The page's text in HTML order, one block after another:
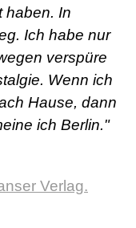
haben. In
Ich habe nur
verspüre
Wenn ich
Hause, dann
ich Berlin."
Verlag.